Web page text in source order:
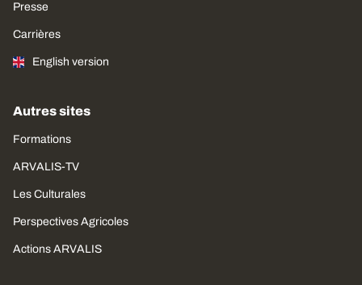
Presse
Carrières
English version
Autres sites
Formations
ARVALIS-TV
Les Culturales
Perspectives Agricoles
Actions ARVALIS